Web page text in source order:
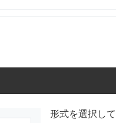
形式を選択し